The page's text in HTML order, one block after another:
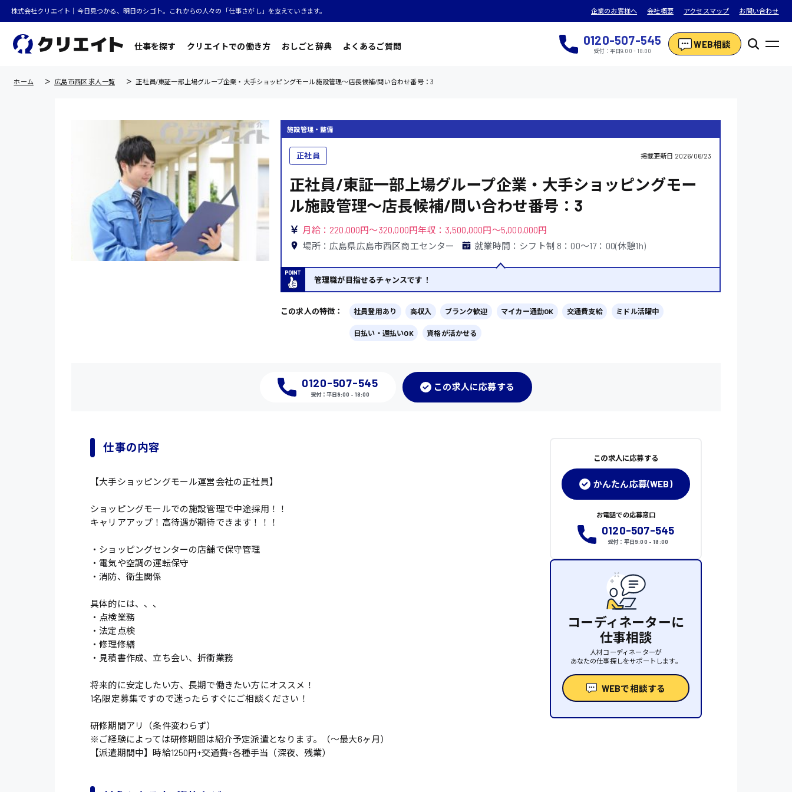
株式会社クリエイト｜今日見つかる、明日のシゴト。これからの人々の「仕事さがし」を支えていきます。 企業のお客様へ 会社概要 アクセスマップ お問い合わせ
仕事を探す クリエイトでの働き方 おしごと辞典 よくあるご質問 0120-507-545
受付：平日9:00 - 18:00
WEB相談
ホーム 広島市西区 求人一覧 正社員/東証一部上場グループ企業・大手ショッピングモール施設管理〜店長候補/問い合わせ番号：3
施設管理・整備
正社員 掲載更新日 2026/06/23
正社員/東証一部上場グループ企業・大手ショッピングモー
ル施設管理〜店長候補/問い合わせ番号：3
月給：220,000円～320,000円年収：3,500,000円～5,000,000円
場所：広島県広島市西区商工センター
就業時間：シフト制 8：00〜17：00(休憩1h)
管理職が目指せるチャンスです！
この求人の特徴： 社員登用あり 高収入 ブランク歓迎 マイカー通勤OK 交通費支給 ミドル活躍中
日払い・週払いOK 資格が活かせる
0120-507-545
受付：平日9:00 - 18:00
この求人に応募する
仕事の内容
【大手ショッピングモール運営会社の正社員】
ショッピングモールでの施設管理で中途採用！！
キャリアアップ！高待遇が期待できます！！！
・ショッピングセンターの店舗で保守管理
・電気や空調の運転保守
・消防、衛生関係
具体的には、、、
・点検業務
・法定点検
・修理修繕
・見積書作成、立ち会い、折衝業務
将来的に安定したい方、長期で働きたい方にオススメ！
1名限定募集ですので迷ったらすぐにご相談ください！
研修期間アリ（条件変わらず）
※ご経験によっては研修期間は紹介予定派遣となります。（〜最大6ヶ月）
【派遣期間中】時給1250円+交通費+各種手当（深夜、残業）
この求人に応募する
かんたん応募(WEB)
お電話での応募窓口
0120-507-545
受付：平日9:00 - 18:00
コーディネーターに
仕事相談
人材コーディネーターが
あなたの仕事探しをサポートします。
WEBで相談する